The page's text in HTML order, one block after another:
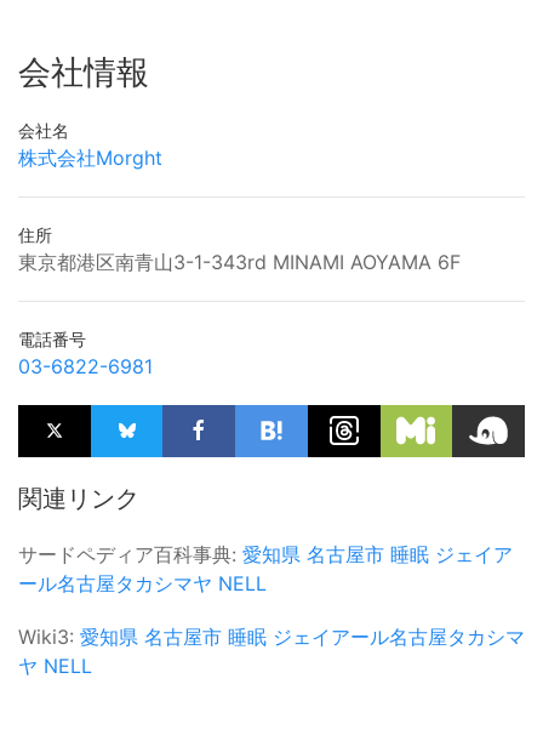
会社情報
会社名
株式会社Morght
住所
東京都港区南青山3-1-343rd MINAMI AOYAMA 6F
電話番号
03-6822-6981
関連リンク
サードペディア百科事典: 愛知県 名古屋市 睡眠 ジェイア
ール名古屋タカシマヤ NELL
Wiki3: 愛知県 名古屋市 睡眠 ジェイアール名古屋タカシマ
ヤ NELL